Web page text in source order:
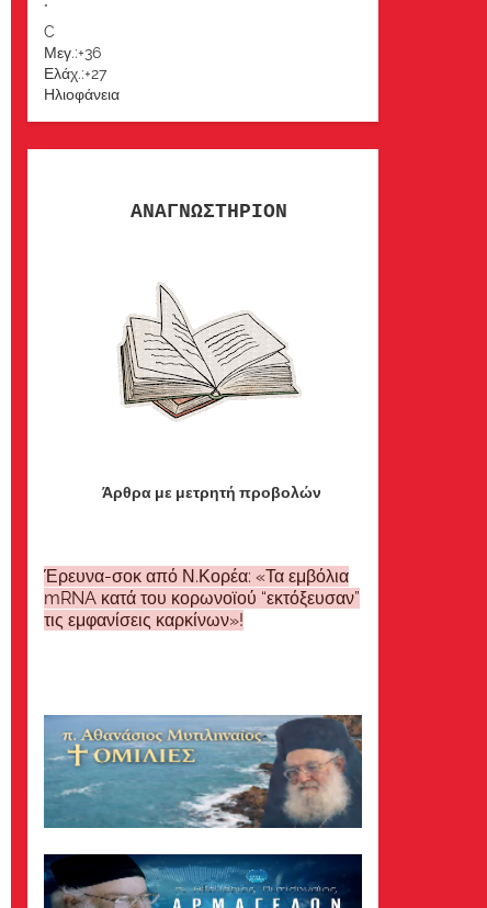
°
C
Μεγ.:+36
Ελάχ.:+27
Ηλιοφάνεια
ΑΝΑΓΝΩΣΤΗΡΙΟΝ
Άρθρα με μετρητή προβολών
Έρευνα-σοκ από Ν.Κορέα: «Τα εμβόλια
mRNA κατά του κορωνοϊού “εκτόξευσαν”
τις εμφανίσεις καρκίνων»!